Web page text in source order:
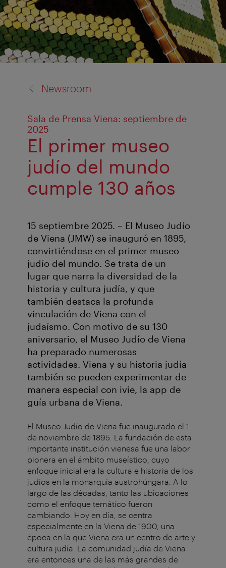
Newsroom
Sala de Prensa Viena: septiembre de
2025
El primer museo
judío del mundo
cumple 130 años
15 septiembre 2025. – El Museo Judío
de Viena (JMW) se inauguró en 1895,
convirtiéndose en el primer museo
judío del mundo. Se trata de un
lugar que narra la diversidad de la
historia y cultura judía, y que
también destaca la profunda
vinculación de Viena con el
judaísmo. Con motivo de su 130
aniversario, el Museo Judío de Viena
ha preparado numerosas
actividades. Viena y su historia judía
también se pueden experimentar de
manera especial con ivie, la app de
guía urbana de Viena.
El Museo Judío de Viena fue inaugurado el 1
de noviembre de 1895. La fundación de esta
importante institución vienesa fue una labor
pionera en el ámbito museístico, cuyo
enfoque inicial era la cultura e historia de los
judíos en la monarquía austrohúngara. A lo
largo de las décadas, tanto las ubicaciones
como el enfoque temático fueron
cambiando. Hoy en día, se centra
especialmente en la Viena de 1900, una
época en la que Viena era un centro de arte y
cultura judía. La comunidad judía de Viena
era entonces una de las más grandes de